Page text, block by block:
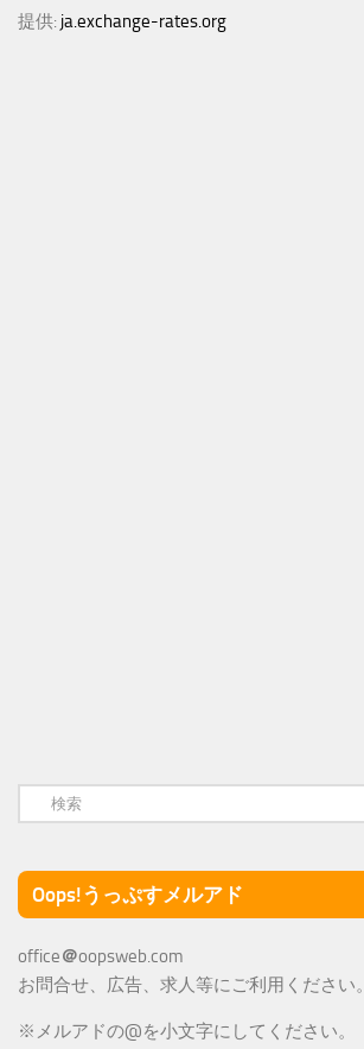
提供: ja.exchange-rates.org
Oops!うっぷすメルアド
office＠oopsweb.com
お問合せ、広告、求人等にご利用ください。
※メルアドの@を小文字にしてください。